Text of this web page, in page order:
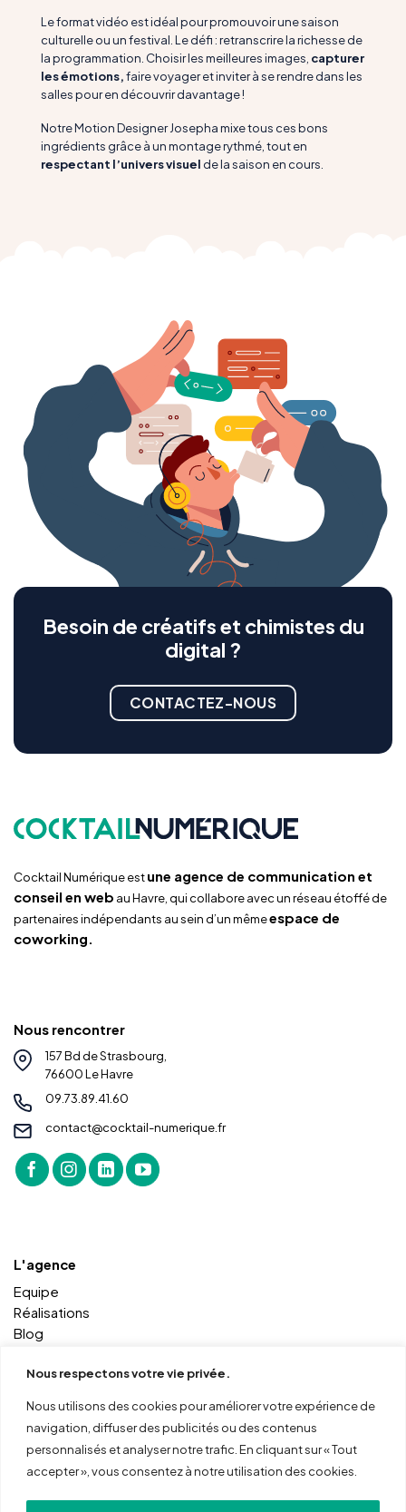
Nous respectons votre vie privée.
Nous utilisons des cookies pour améliorer votre expérience de
navigation, diffuser des publicités ou des contenus
personnalisés et analyser notre trafic. En cliquant sur « Tout
accepter », vous consentez à notre utilisation des cookies.
Le format vidéo est idéal pour promouvoir une saison
culturelle ou un festival. Le défi : retranscrire la richesse de
la programmation. Choisir les meilleures images, capturer
les émotions,faire voyager et inviter à se rendre dans les
salles pour en découvrir davantage !
Notre Motion Designer Josepha mixe tous ces bons
ingrédients grâce à un montage rythmé, tout en
respectant l’univers visuel de la saison en cours.
Besoin de créatifs et chimistes du
digital ?
CONTACTEZ-NOUS
Cocktail Numérique estune agence de communication et
conseil en web au Havre, qui collabore avec un réseau étoffé de
partenaires indépendants au sein d’un mêmeespace de
coworking.
Nous rencontrer
157 Bd de Strasbourg,
76600 Le Havre
09.73.89.41.60
contact@cocktail-numerique.fr
L'agence
Equipe
Réalisations
Blog
Coworking
Formations